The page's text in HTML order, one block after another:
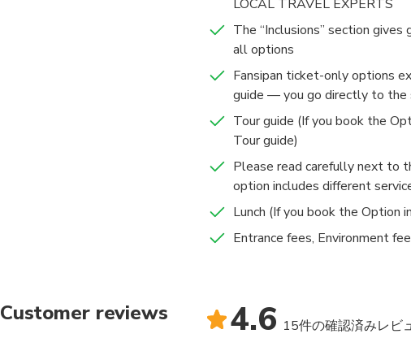
LOCAL TRAVEL EXPERTS
The “Inclusions” section gives
all options
Fansipan ticket-only options
guide — you go directly to the
Tour guide (If you book the
Tour guide)
Please read carefully next to
option includes different
Lunch (If you book the Option
Entrance fees, Environment
Customer reviews 4.6 15件の確認済みレビ